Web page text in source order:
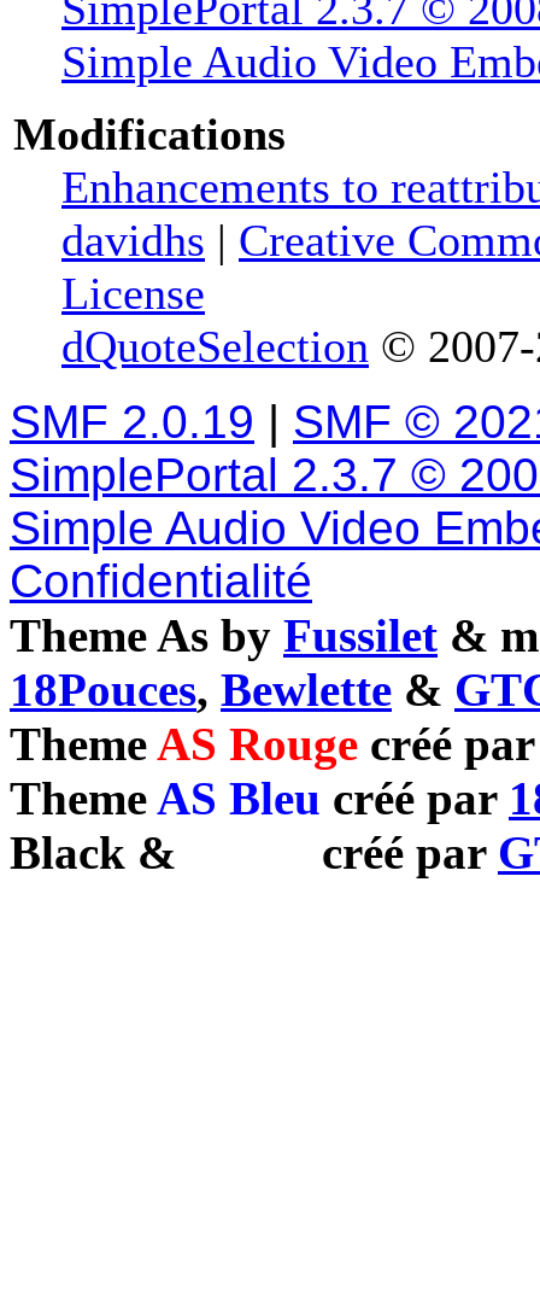
Simple Audio Video
Modifications
Enhancements to
davidhs | Creative
License
dQuoteSelection ©
SMF 2.0.19 | SMF ©
SimplePortal 2.3.7 ©
Simple Audio Video
Confidentialité
Theme As by Fussilet &
18Pouces, Bewlette &
ThemeAS Rouge créé
ThemeAS Bleu créé par
Black & créé par